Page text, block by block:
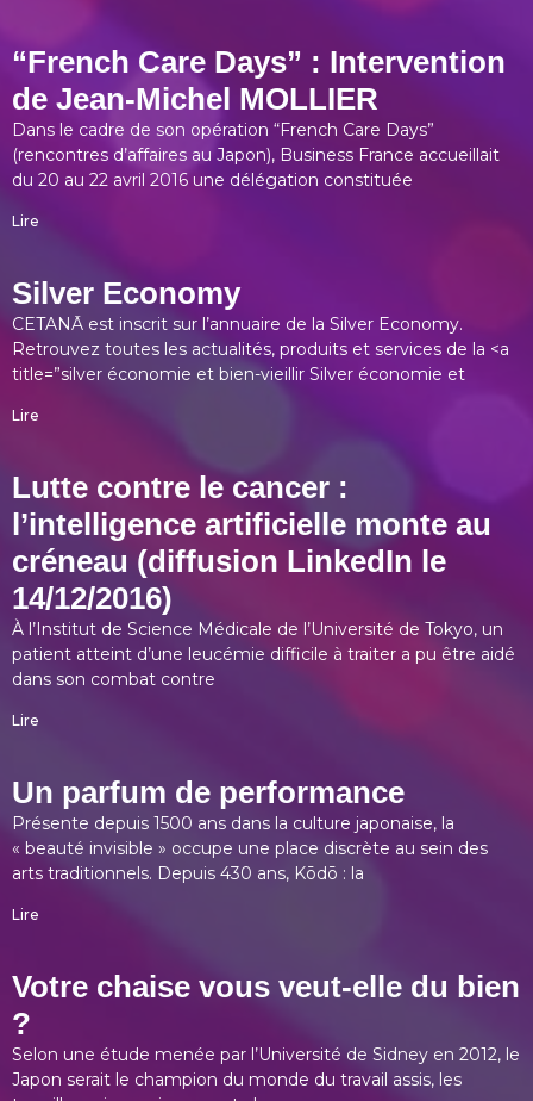
“French Care Days” : Intervention
de Jean-Michel MOLLIER
Dans le cadre de son opération “French Care Days”
(rencontres d’affaires au Japon), Business France accueillait
du 20 au 22 avril 2016 une délégation constituée
Lire
Silver Economy
CETANĀ est inscrit sur l’annuaire de la Silver Economy.
Retrouvez toutes les actualités, produits et services de la <a
title=”silver économie et bien-vieillir Silver économie et
Lire
Lutte contre le cancer :
l’intelligence artificielle monte au
créneau (diffusion LinkedIn le
14/12/2016)
À l’Institut de Science Médicale de l’Université de Tokyo, un
patient atteint d’une leucémie difficile à traiter a pu être aidé
dans son combat contre
Lire
Un parfum de performance
Présente depuis 1500 ans dans la culture japonaise, la
« beauté invisible » occupe une place discrète au sein des
arts traditionnels. Depuis 430 ans, Kōdō : la
Lire
Votre chaise vous veut-elle du bien
?
Selon une étude menée par l’Université de Sidney en 2012, le
Japon serait le champion du monde du travail assis, les